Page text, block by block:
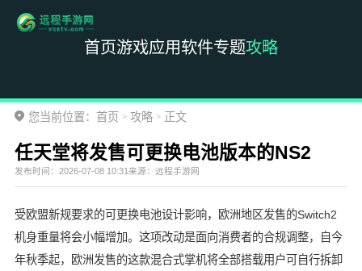
首页游戏应用软件专题攻略
您当前位置： 首页 > 攻略 > 正文
任天堂将发售可更换电池版本的NS2
发布时间： 2026-07-08 10:31来源： 远程手游网
受欧盟新规要求的可更换电池设计影响，欧洲地区发售的Switch2
机身重量将会小幅增加。这项改动是面向消费者的合规调整，自今
年秋季起，欧洲发售的这款混合式掌机将全部搭载用户可自行拆卸